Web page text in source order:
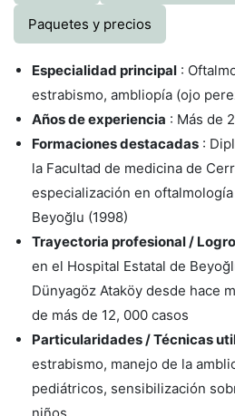
Paquetes y precios
Especialidad principal :
estrabismo, ambliopía (ojo
Años de experiencia : Más de
Formaciones destacadas :
la Facultad de medicina de
especialización en
Beyoğlu (1998)
Trayectoria profesional /
en el Hospital Estatal de
Dünyagöz Ataköy desde hace
de más de 12, 000 casos
Particularidades / Técnicas
estrabismo, manejo de la
pediátricos, sensibilización